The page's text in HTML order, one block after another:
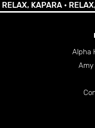
KAPARA •RELAX,